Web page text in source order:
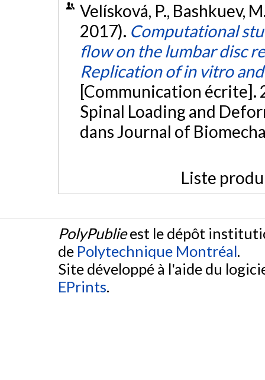
Velísková, P., Bashkuev,
2017). Computational
flow on the lumbar disc
Replication of in vitro
[Communication
Spinal Loading and
dans Journal of
Liste
PolyPublieest le dépôt
de Polytechnique Montréal.
Site développé à l'aide du
EPrints.